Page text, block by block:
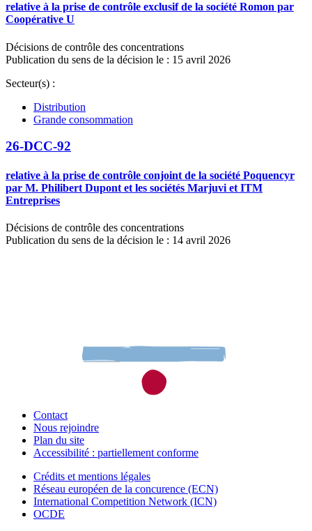
relative à la prise de contrôle exclusif de la société Romon par
Coopérative U
Décisions de contrôle des concentrations
Publication du sens de la décision le : 15 avril 2026
Secteur(s) :
Distribution
Grande consommation
26-DCC-92
relative à la prise de contrôle conjoint de la société Poquencyr
par M. Philibert Dupont et les sociétés Marjuvi et ITM
Entreprises
Décisions de contrôle des concentrations
Publication du sens de la décision le : 14 avril 2026
Contact
Nous rejoindre
Plan du site
Accessibilité : partiellement conforme
Crédits et mentions légales
Réseau européen de la concurence (ECN)
International Competition Network (ICN)
OCDE